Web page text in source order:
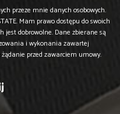
przeze mnie danych osobowych.
Mam prawo dostępu do swoich
jest dobrowolne. Dane zbierane są
i wykonania zawartej
przed zawarciem umowy.